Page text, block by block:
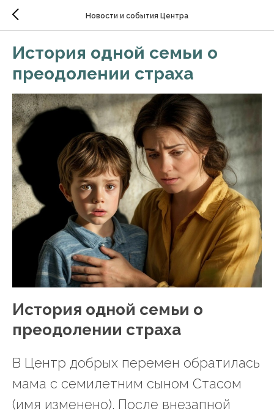
Новости и события Центра
История одной семьи о
преодолении страха
История одной семьи о
преодолении страха
В Центр добрых перемен обратилась
мама с семилетним сыном Стасом
(имя изменено). После внезапной